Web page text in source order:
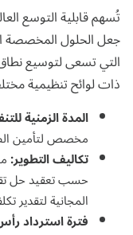
تُسهم قابلية التوسع
جعل الحلول المخصصة
التي تسعى لتوسيع
ذات لوائح تنظيمية
المدة الزمنية
مخصص لتأمين
تكاليف التطوير:
حسب تعقيد حل
المجانية لتقدير
فترة استرداد